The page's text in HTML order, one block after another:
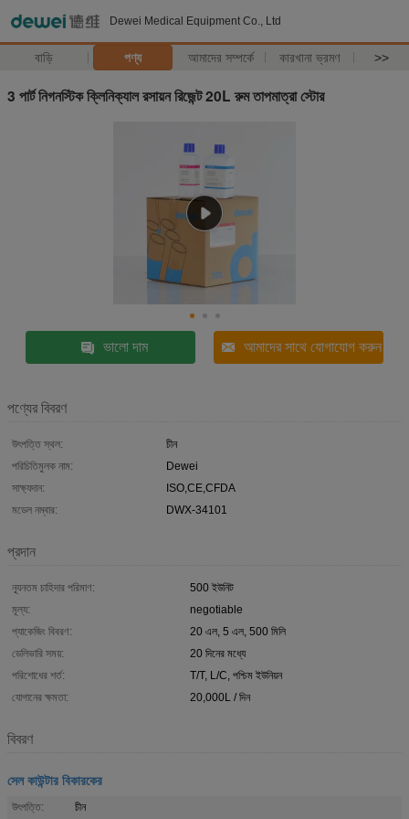
Dewei Medical Equipment Co., Ltd
বাড়ি পণ্য আমাদের সম্পর্কে কারখানা ভ্রমণ >>
3 পার্ট নিগনস্টিক ক্লিনিক্যাল রসায়ন রিজেন্ট 20L রুম তাপমাত্রা স্টোর
ভালো দাম আমাদের সাথে যোগাযোগ করুন
পণ্যের বিবরণ
উৎপত্তি স্থল:
চীন
পরিচিতিমুলক নাম:
Dewei
সাক্ষ্যদান:
ISO,CE,CFDA
মডেল নম্বার:
DWX-34101
প্রদান
ন্যূনতম চাহিদার পরিমাণ:
500 ইউনিট
মূল্য:
negotiable
প্যাকেজিং বিবরণ:
20 এল, 5 এল, 500 মিলি
ডেলিভারি সময়:
20 দিনের মধ্যে
পরিশোধের শর্ত:
T/T, L/C, পশ্চিম ইউনিয়ন
যোগানের ক্ষমতা:
20,000L / দিন
বিবরণ
সেল কাউন্টার বিকারকের
উৎপত্তি:
চীন